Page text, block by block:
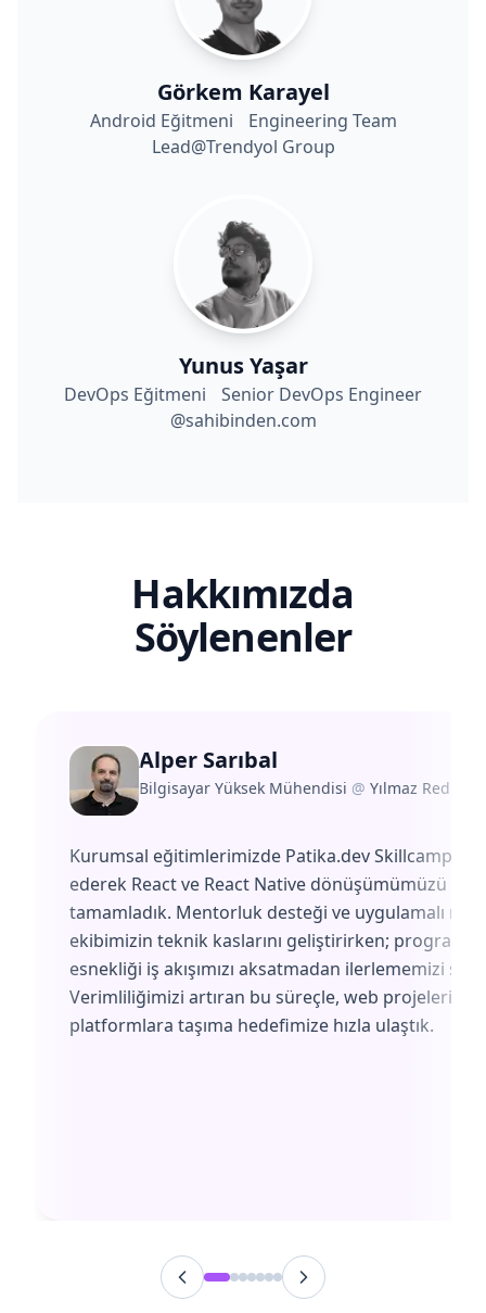
Görkem Karayel
Android Eğitmeni Engineering Team
Lead@Trendyol Group
Yunus Yaşar
DevOps Eğitmeni Senior DevOps Engineer
@sahibinden.com
Hakkımızda
Söylenenler
Alper Sarıbal
Bilgisayar Yüksek Mühendisi @ Yılmaz
Kurumsal eğitimlerimizde Patika.dev Skillcamp'i
ederek React ve React Native dönüşümümüzü
tamamladık. Mentorluk desteği ve uygulamalı
ekibimizin teknik kaslarını geliştirirken; programın
esnekliği iş akışımızı aksatmadan ilerlememizi
Verimliliğimizi artıran bu süreçle, web
platformlara taşıma hedefimize hızla ulaştık.